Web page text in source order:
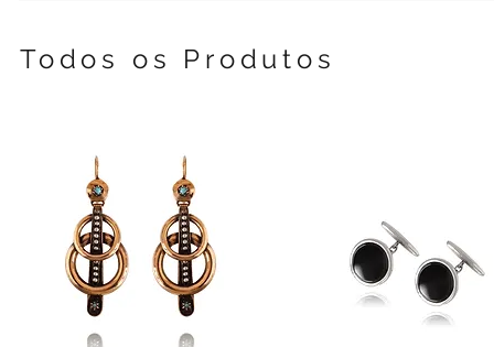
Todos os Produtos